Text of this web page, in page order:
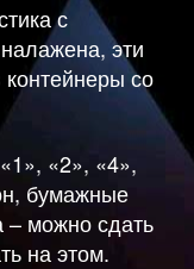
с
эти
со
«2», «4»,
бумажные
можно сдать
на этом.